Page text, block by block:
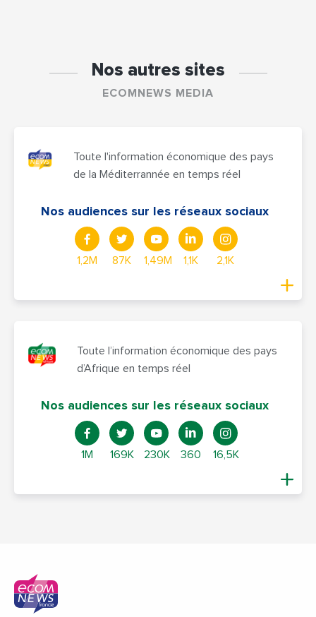
Nos autres sites
ECOMNEWS MEDIA
Toute l'information économique des pays
de la Méditerrannée en temps réel
Nos audiences sur les réseaux sociaux
1,2M 87K 1,49M 1,1K 2,1K
Toute l’information économique des pays
d’Afrique en temps réel
Nos audiences sur les réseaux sociaux
1M 169K 230K 360 16,5K